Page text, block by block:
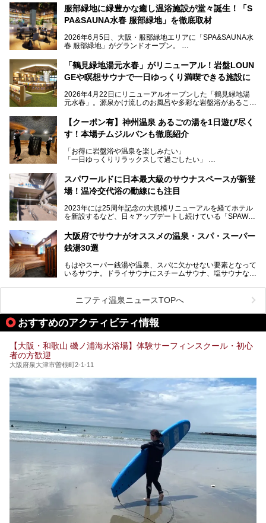
服部緑地に緑豊かな癒し温浴施設が堂々誕生！「S
PA&SAUNA水春 服部緑地」を徹底取材
2026年6月5日、大阪・服部緑地エリアに「SPA&SAUNA水
春 服部緑地」がグランドオープン。
当初の計画から約5年の時を経て誕生した本施設は、温泉・
サウナ・岩盤浴・フィットネス・ラウンジ・レストランなど
を融合した、これまでの“水春”のイメージをさらに進化させ
今回はオープン前の内覧会に参加し、館内のこだわりポイン
サウナー注目の3種のサウナや160cmの深水風呂、没入感の
高い岩盤浴エリア、日本最大の台数を誇る最新AIフィットネ
スマシンなど、見どころ満載の館内を詳しくご紹介します。
「鶴見緑地湯元水春」がリニューアル！岩盤LOUN
GEや瞑想サウナで一日ゆっくり満喫できる施設に
2026年4月22日にリニューアルオープンした「鶴見緑地湯
元水春」。源泉かけ流しのお風呂や多彩な岩盤浴があること
に“一日中くつろげる場所”としてパワーアップしています。
今回のリニューアルでは、新たに登場した瞑想サウナをはじ
見どころが盛りだくさん。日常の疲れを癒やしたい方はもち
ろん、休日にゆったり過ごしたい方にもぴったりの内容とな
本記事では、そんなリニューアル後の注目ポイントを詳しく
紹介します。これから「鶴見緑地湯元水春」に訪れる方や、
い。
【クーポン有】神州温泉 あるごの湯を1日遊び尽く
す！本場チムジルバンも徹底紹介
「お得に岩盤浴や温泉を楽しみたい」
「一日ゆっくりリラックスして過ごしたい」
利用できる「神州温泉 あるごの湯」です。
あるごの湯は、大阪府豊中市にある日帰り温浴施設で、阪急
チムジルバン（岩盤浴）を中心に、発汗・リラックス・漫画
タイムまで満喫できる長時間滞在型の施設なので、一日中ゆ
る迫力ある熱波パフォーマンスも毎日行われており、“とと
のう”体験をしっかり楽しめるのもポイントです。
ケやボウリングといった遊び場もあり、友人同士やカップル
で“遊び+癒し”の一日を過ごすのにもぴったり。
処にいたるまで魅力をたっぷり堪能してきたので、その全容
スパワールドに日本最大級のサウナスペースが新登
場！温冷交代浴の動線にも注目
2023年には25周年記念の大規模リニューアルを経てホテル
を新設するなど、日々アップデートし続けている「SPAWO
そんなスパワールドが2025年11月15日（土）に、新たな浴
室や日本最大級140人収容の大規模サウナを携えてリニュー
アルオープン！浴室である4F・6Fそれぞれにリニューアル
大規模リニューアルの全容を確認すべく、リニューアルプレ
オープンイベントに行ってきました！今回はそのリニューア
大阪府でサウナがオススメの温泉・スパ・スーパー
銭湯30選
もはやスーパー銭湯や温泉、スパに欠かせない要素となって
いるサウナ。ドライサウナにスチームサウナ、塩サウナな
ペース、ロウリュウなど、心ゆくまで楽しむためのサービス
が充実した施設も多くみられます。
今回はそんなサウナにこだわった、大阪府内のオススメ温
泉・銭湯・スパを30件紹介したいと思います！
ニフティ温泉ニュースTOPへ
おすすめのアクティビティ情報
【大阪・和歌山 磯ノ浦海水浴場】体験サーフィンスクール・初心
者の方歓迎
大阪府泉大津市曽根町2-1-11